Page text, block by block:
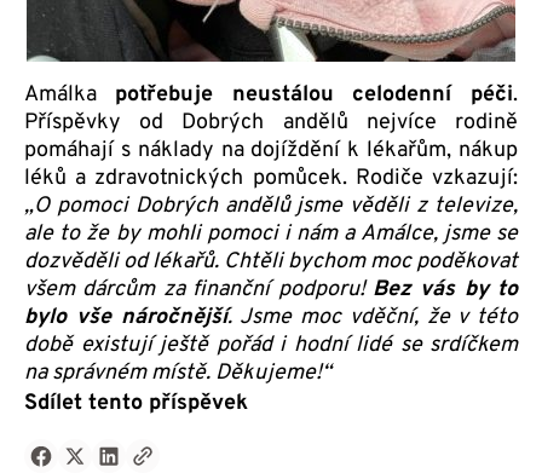
Amálka potřebuje neustálou celodenní péči.
Příspěvky od Dobrých andělů nejvíce rodině
pomáhají s náklady na dojíždění k lékařům, nákup
léků a zdravotnických pomůcek. Rodiče vzkazují:
„O pomoci Dobrých andělů jsme věděli z televize,
ale to že by mohli pomoci i nám a Amálce, jsme se
dozvěděli od lékařů. Chtěli bychom moc poděkovat
všem dárcům za finanční podporu! Bez vás by to
bylo vše náročnější. Jsme moc vděční, že v této
době existují ještě pořád i hodní lidé se srdíčkem
na správném místě. Děkujeme!“
Sdílet tento příspěvek